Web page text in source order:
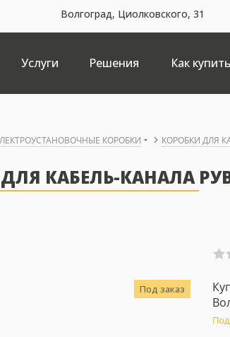
Волгоград, Циолковского, 31
Услуги Решения Как купить
КОРОБКИ КОРОБКИ ДЛЯ
КАБЕЛЬ-КАНАЛА
Под заказ